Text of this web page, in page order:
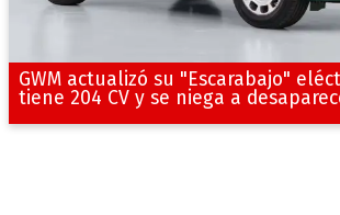
GWM actualizó su "Escarabajo"
tiene 204 CV y se niega a